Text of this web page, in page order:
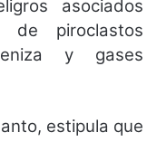
asociados
de piroclastos
y gases
estipula que